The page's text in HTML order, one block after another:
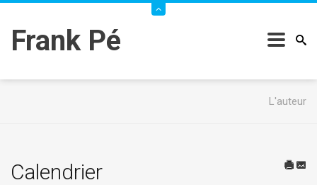
Frank Pé
L'auteur
Calendrier